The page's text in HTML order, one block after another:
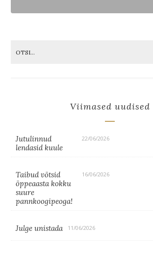
Viimased uudised
Jutulinnud
lendasid kuule
22/06/2026
Taibud võtsid
õppeaasta kokku
suure
pannkoogipeoga!
16/06/2026
Julge unistada 11/06/2026